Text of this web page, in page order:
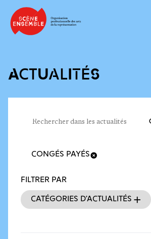
ACTUALITÉS
Recherche
FILTRER PAR
Catégories d’actualités
CONGÉS PAYÉS